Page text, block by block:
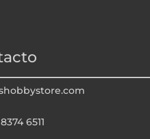
6511